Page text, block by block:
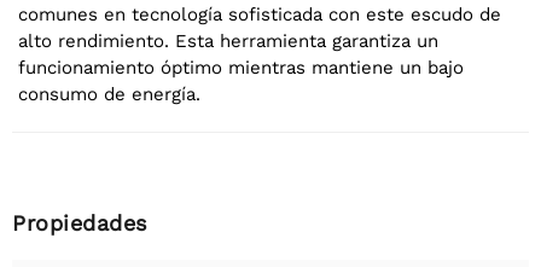
comunes en tecnología sofisticada con este escudo de
alto rendimiento. Esta herramienta garantiza un
funcionamiento óptimo mientras mantiene un bajo
consumo de energía.
Propiedades